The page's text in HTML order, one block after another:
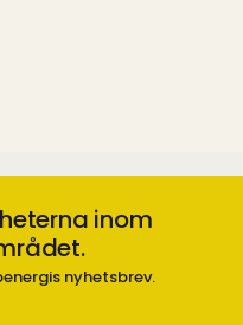
inom
nyhetsbrev.